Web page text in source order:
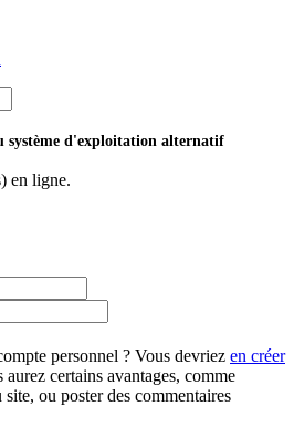
système d'exploitation alternatif
en ligne.
personnel ? Vous devriez en créer
certains avantages, comme
ou poster des commentaires